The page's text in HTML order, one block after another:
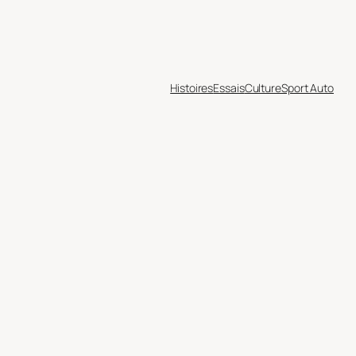
HistoiresEssaisCultureSport Auto